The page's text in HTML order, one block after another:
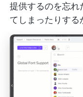
提供するのを忘れ
てしまったりする